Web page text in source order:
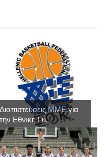
Διαπιστεύσεις MME για
την Εθνική Γυ...